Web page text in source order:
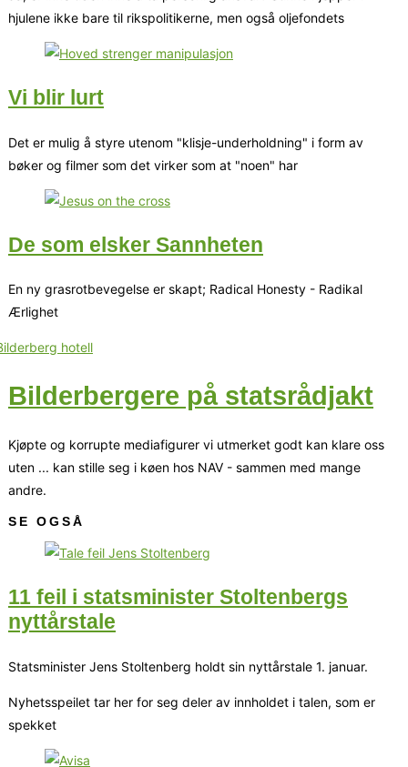
hjulene ikke bare til rikspolitikerne, men også oljefondets
Vi blir lurt
Det er mulig å styre utenom "klisje-underholdning" i form av
bøker og filmer som det virker som at "noen" har
De som elsker Sannheten
En ny grasrotbevegelse er skapt; Radical Honesty - Radikal
Ærlighet
Bilderbergere på statsrådjakt
Kjøpte og korrupte mediafigurer vi utmerket godt kan klare oss
uten ... kan stille seg i køen hos NAV - sammen med mange
andre.
SE OGSÅ
11 feil i statsminister Stoltenbergs
nyttårstale
Statsminister Jens Stoltenberg holdt sin nyttårstale 1. januar.
Nyhetsspeilet tar her for seg deler av innholdet i talen, som er
spekket